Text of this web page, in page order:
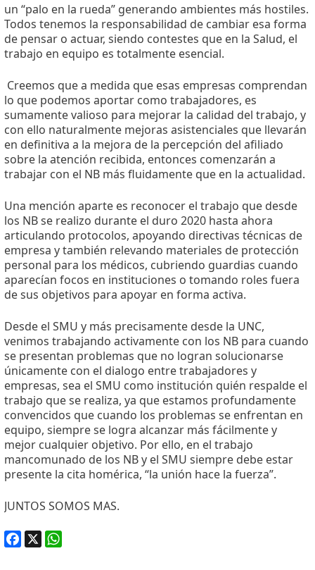
un “palo en la rueda” generando ambientes más hostiles.
Todos tenemos la responsabilidad de cambiar esa forma
de pensar o actuar, siendo contestes que en la Salud, el
trabajo en equipo es totalmente esencial.
Creemos que a medida que esas empresas comprendan
lo que podemos aportar como trabajadores, es
sumamente valioso para mejorar la calidad del trabajo, y
con ello naturalmente mejoras asistenciales que llevarán
en definitiva a la mejora de la percepción del afiliado
sobre la atención recibida, entonces comenzarán a
trabajar con el NB más fluidamente que en la actualidad.
Una mención aparte es reconocer el trabajo que desde
los NB se realizo durante el duro 2020 hasta ahora
articulando protocolos, apoyando directivas técnicas de
empresa y también relevando materiales de protección
personal para los médicos, cubriendo guardias cuando
aparecían focos en instituciones o tomando roles fuera
de sus objetivos para apoyar en forma activa.
Desde el SMU y más precisamente desde la UNC,
venimos trabajando activamente con los NB para cuando
se presentan problemas que no logran solucionarse
únicamente con el dialogo entre trabajadores y
empresas, sea el SMU como institución quién respalde el
trabajo que se realiza, ya que estamos profundamente
convencidos que cuando los problemas se enfrentan en
equipo, siempre se logra alcanzar más fácilmente y
mejor cualquier objetivo. Por ello, en el trabajo
mancomunado de los NB y el SMU siempre debe estar
presente la cita homérica, “la unión hace la fuerza”.
JUNTOS SOMOS MAS.